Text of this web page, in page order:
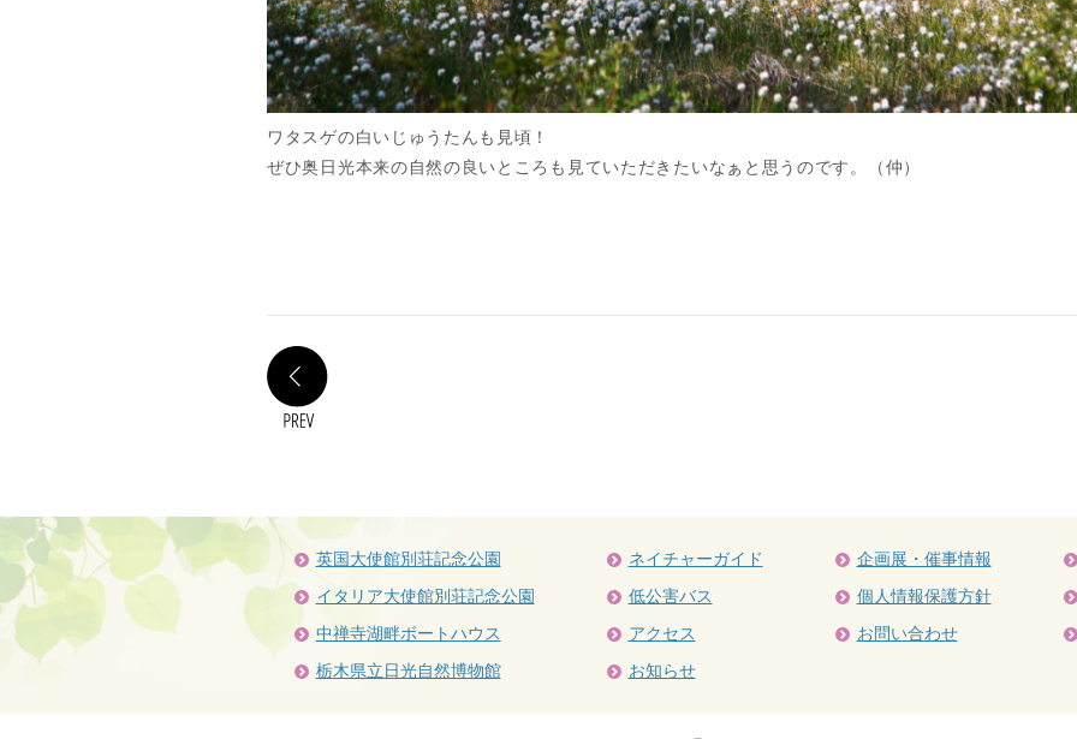
ワタスゲの白いじゅうたんも見頃！
ぜひ奥日光本来の自然の良いところも見ていただきたいなぁと思うのです。（仲）
英国大使館別荘記念公園
イタリア大使館別荘記念公園
中禅寺湖畔ボートハウス
栃木県立日光自然博物館
ネイチャーガイド
低公害バス
アクセス
お知らせ
企画展・催事情報
個人情報保護方針
お問い合わせ